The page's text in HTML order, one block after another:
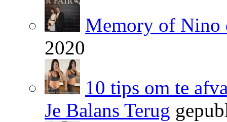
Memory of Nino
2020
10 tips om te
Je Balans Terug